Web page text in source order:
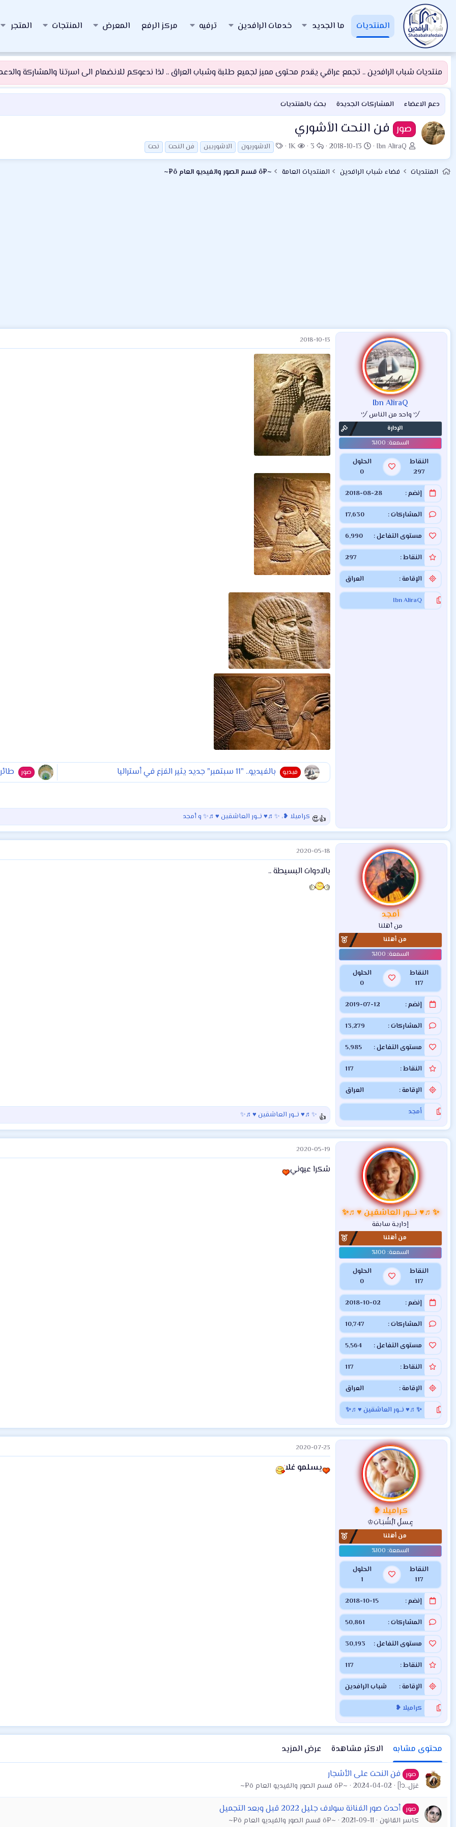
المنتديات ما الجديد خدمات الرافدين ترفيه مركز الرفع المعرض المنتجات المتجر
منتديات شباب الرافدين .. تجمع عراقي يقدم محتوى مميز لجميع طلبة وشباب العراق .. لذا ندعوكم للانضمام الى اسرتنا والمشاركة
دعم الاعضاء المشاركات الجديدة بحث بالمنتديات
صور فن النحت الأشوري
ب
ا
د
Ibn AliraQ
ت
ا
ر
2018-10-13
ا
ل
ر
3
ا
ل
م
1K
ا
ل
و
الاشوريون الاشوريين فن النحت نحت
المنتديات فضاء شباب الرافدين المنتديات العامة ~¤ô قسم الصور والفيديو العام ô¤~
Ibn AliraQ
ヅ واحد من الناس ヅ
الإدارة
النقاط
297
الحلول
0
إنضم 2018-08-28
المشاركات 17,630
مستوى التفاعل 6,990
النقاط 297
الإقامة العراق
Ibn AliraQ
2018-10-13
فيديو بالفيديو.. "11 سبتمبر" جديد يثير الفزع في أستراليا صور
ا
ل
ت
ف
ا
ع
ل
ا
كراميلا ❥، ✨♬♥ نـــور العاشقين ♥♬✨ و أمجد
أمجد
من أهلنا
من أهلنا
النقاط
117
الحلول
0
إنضم 2019-07-12
المشاركات 13,279
مستوى التفاعل 5,985
النقاط 117
الإقامة العراق
أمجد
2020-05-18
بالادوات البسيطة ..
ا
ل
ت
ف
ا
ع
✨♬♥ نـــور العاشقين ♥♬✨
✨♬♥ نـــور العاشقين ♥♬✨
إداريـة سابقة
من أهلنا
النقاط
117
الحلول
0
إنضم 2018-10-02
المشاركات 10,747
مستوى التفاعل 5,564
النقاط 117
الإقامة العراق
✨♬♥ نـــور العاشقين ♥♬✨
2020-05-19
شكرا عيوني
كراميلا ❥
عٍـسلُِ آلُِشُبَـآبَ♔
من أهلنا
النقاط
117
الحلول
1
إنضم 2018-10-15
المشاركات 50,861
مستوى التفاعل 30,193
النقاط 117
الإقامة شباب الرافدين
كراميلا ❥
2020-07-23
يسلمو غلا
محتوى مشابه الاكثر مشاهدة عرض المزيد
صور فن النحت على الأشجار
غزل..ᥫ᭡ 2024-04-02 ~¤ô قسم الصور والفيديو العام ô¤~
صور أحدث صور الفنانة سولاف جليل 2022 قبل وبعد التجميل
كاسر القانون 2021-09-11 ~¤ô قسم الصور والفيديو العام ô¤~